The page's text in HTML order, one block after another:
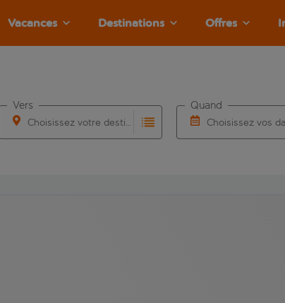
Vacances Destinations Offres
Choisissez votre destination
Vers
Choisissez vos
Quand